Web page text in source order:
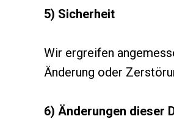
5) Sicherheit
Wir ergreifen
Änderung oder
6) Änderungen dieser